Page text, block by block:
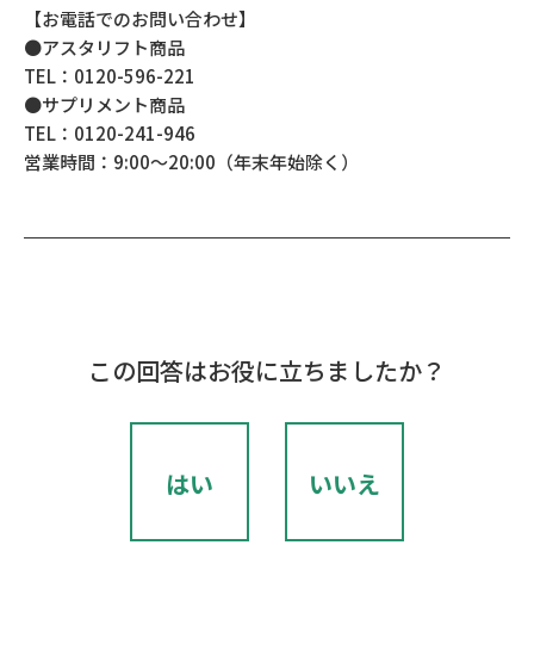
【お電話でのお問い合わせ】
●アスタリフト商品
TEL：0120-596-221
●サプリメント商品
TEL：0120-241-946
営業時間：9:00～20:00（年末年始除く）
この回答はお役に立ちましたか？
はい いいえ